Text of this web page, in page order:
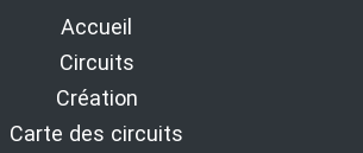
Accueil
Circuits
Création
Carte des circuits